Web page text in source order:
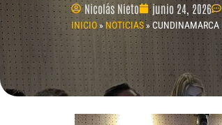
Nicolás Nieto junio 24, 2026
INICIO» NOTICIAS»CUNDINAMARCA